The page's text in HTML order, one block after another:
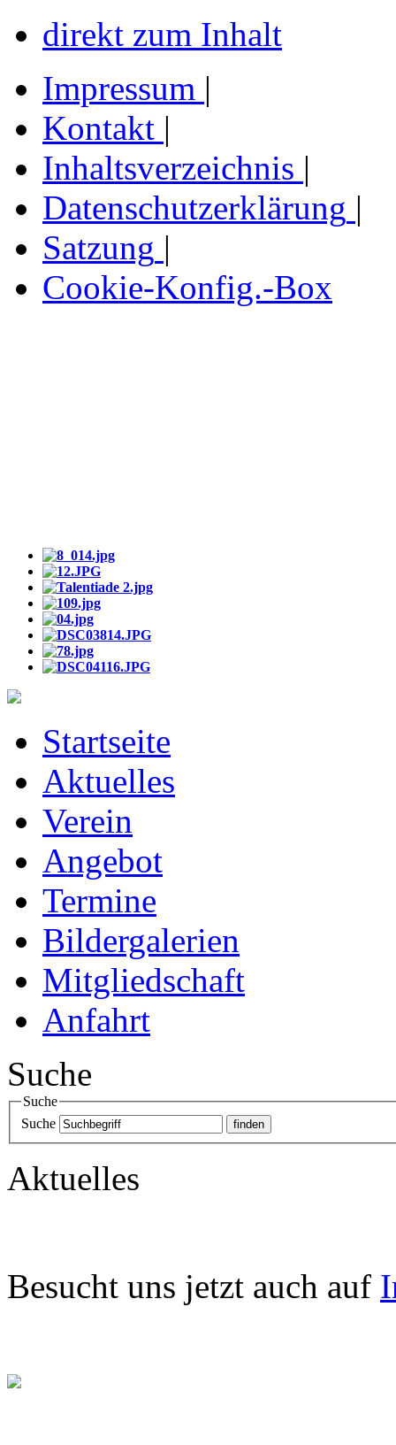
direkt zum Inhalt
Impressum |
Kontakt |
Inhaltsverzeichnis |
Datenschutzerklärung |
Satzung |
Cookie-Konfig.-Box
Startseite
Aktuelles
Verein
Angebot
Termine
Bildergalerien
Mitgliedschaft
Anfahrt
Suche
Suche
Suche
Aktuelles
Besucht uns jetzt auch auf